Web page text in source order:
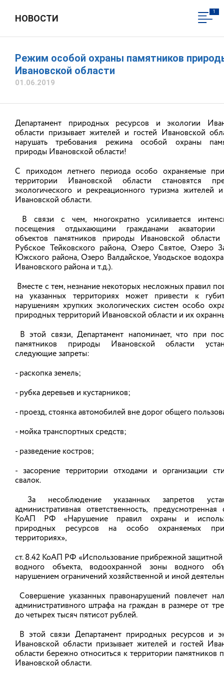
Официальный сайт
Общественная приемная
НОВОСТИ
АНОНСЫ
О санитарной рубке
Ивановской области извещает граждан о
планируемой санитарной рубке зеленых
насаждений в границах особо охраняемой
природной территории регионального значения –
Святое», расположенной в Южском районе
Ивановской области.
К санитарной рубке запланированы 5 зеленых
аварийно опасными зелеными насаждениями.
Мугреевского сельского поселения Южского
района Ивановской области в границах с.
участке с кадастровым номером 37:21:000000:345.
природной территории регионального значения –
памятника природы Ивановской области «Озеро
Святое». Санитарная рубка зеленых насаждений
картосхеме.
Работы планируется произвести в марте 2026
года.
прилагаются.
Заказчиком санитарной рубки зеленых
насаждений выступает администрация Талицко-
муниципального района.
Ответственный за производство работ –
директор ООО «ЖКХ Талицкий» Гурылева А.Ю.,
тел. 8-915-811-49-81.
Жители Ивановской области могут направить
свое мнение по данному вопросу в адрес
Департамента природных ресурсов и экологии
НОВОСТИ
1
Режим особой охраны памятников
Ивановской области
01.06.2019
Департамент природных ресурсов и экологии
области призывает жителей и гостей Ивановской
нарушать требования режима особой охраны
природы Ивановской области!
С приходом летнего периода особо охраняемые
территории Ивановской области становятся
экологического и рекреационного туризма жителей
Ивановской области.
В связи с чем, многократно усиливается
посещения отдыхающими гражданами акватории
объектов памятников природы Ивановской
Рубское Тейковского района, Озеро Святое, Озеро
Южского района, Озеро Валдайское, Уводьское
Ивановского района и т.д.).
Вместе с тем, незнание некоторых несложных правил
на указанных территориях может привести к
нарушениям хрупких экологических систем особо
природных территорий Ивановской области и их
В этой связи, Департамент напоминает, что при
памятников природы Ивановской области
следующие запреты:
- раскопка земель;
- рубка деревьев и кустарников;
- проезд, стоянка автомобилей вне дорог общего
- мойка транспортных средств;
- разведение костров;
- засорение территории отходами и организации
свалок.
За несоблюдение указанных запретов
административная ответственность, предусмотренная
КоАП РФ «Нарушение правил охраны и
природных ресурсов на особо охраняемых
территориях»,
ст. 8.42 КоАП РФ «Использование прибрежной
водного объекта, водоохранной зоны водного
нарушением ограничений хозяйственной и иной
Совершение указанных правонарушений повлечет
административного штрафа на граждан в размере от
до четырех тысяч пятисот рублей.
В этой связи Департамент природных ресурсов и
Ивановской области призывает жителей и гостей
области бережно относиться к территории памятников
Ивановской области.